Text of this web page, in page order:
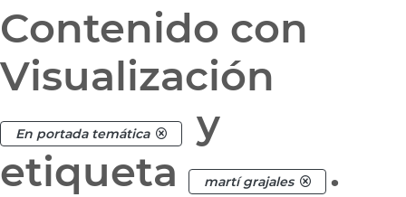
Contenido con
Visualización
En portada temática
y
etiqueta
martí grajales .